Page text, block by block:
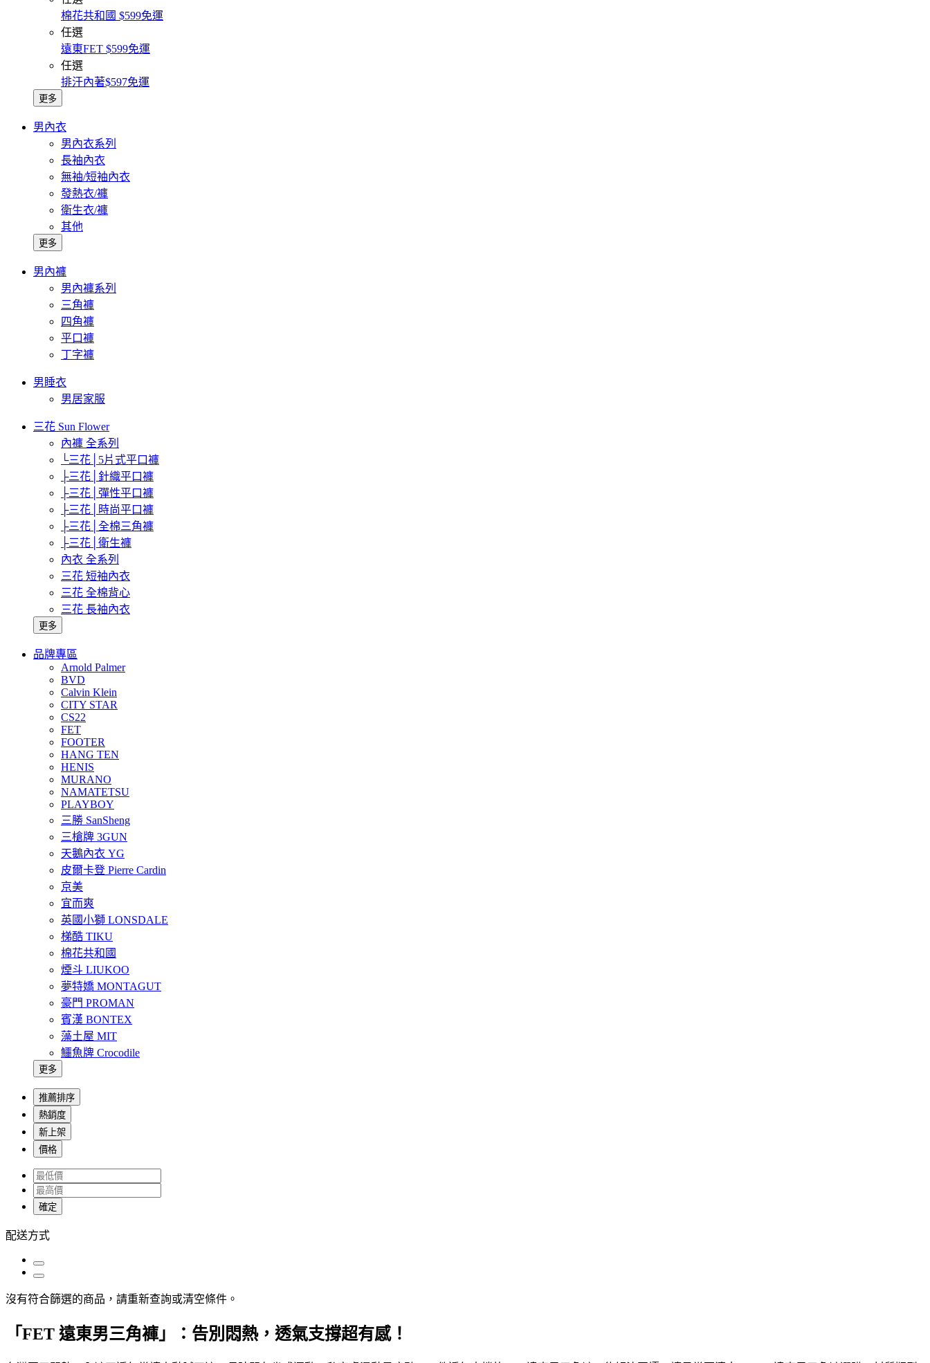
棉花共和國 $599免運
任選
遠東FET $599免運
任選
排汗內著$597免運
更多
男內衣
男內衣系列
長袖內衣
無袖/短袖內衣
發熱衣/褲
衛生衣/褲
其他
更多
男內褲
男內褲系列
三角褲
四角褲
平口褲
丁字褲
男睡衣
男居家服
三花 Sun Flower
內褲 全系列
└三花│5片式平口褲
├三花│針織平口褲
├三花│彈性平口褲
├三花│時尚平口褲
├三花│全棉三角褲
├三花│衛生褲
內衣 全系列
三花 短袖內衣
三花 全棉背心
三花 長袖內衣
更多
品牌專區
Arnold Palmer
BVD
Calvin Klein
CITY STAR
CS22
FET
FOOTER
HANG TEN
HENIS
MURANO
NAMATETSU
PLAYBOY
三勝 SanSheng
三槍牌 3GUN
天鵝內衣 YG
皮爾卡登 Pierre Cardin
京美
宜而爽
英國小獅 LONSDALE
梯酷 TIKU
棉花共和國
煙斗 LIUKOO
夢特嬌 MONTAGUT
豪門 PROMAN
賓漢 BONTEX
藻土屋 MIT
鱷魚牌 Crocodile
更多
推薦排序
熱銷度
新上架
價格
確定
配送方式
沒有符合篩選的商品，請重新查詢或清空條件。
「FET 遠東男三角褲」：告別悶熱，透氣支撐超有感！